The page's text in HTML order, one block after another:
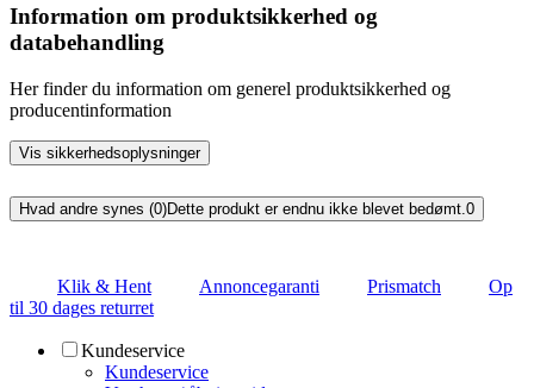
Information om produktsikkerhed og
databehandling
Her finder du information om generel produktsikkerhed og
producentinformation
Vis sikkerhedsoplysninger
Hvad andre synes (0)Dette produkt er endnu ikke blevet bedømt. 0
Klik & Hent Annoncegaranti Prismatch
Op
til 30 dages returret
Kundeservice
Kundeservice